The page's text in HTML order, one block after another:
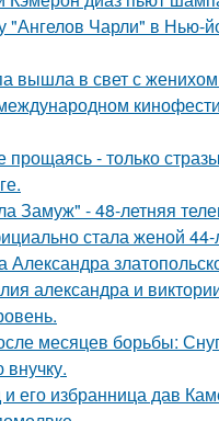
"Ангелов Чарли" в Нью-
вышла в свет с
прощаясь - только стразы
Замуж" - 48-летняя
стала женой 44-
Александра
александра и
месяцев борьбы:
его избранница дав